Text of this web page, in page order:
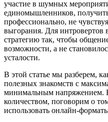
участие в шумных
единомышленников,
профессионально, не
выгорания. Для интровертов
стратегию так, чтобы
возможности, а не
усталости.
В этой статье мы разберем,
полезных знакомств с
минимальным напряжением.
количеством, поговорим о
использовать онлайн-